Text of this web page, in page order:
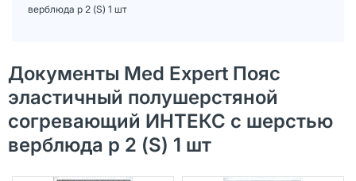
верблюда р 2 (S) 1 шт
Документы Med Expert Пояс
эластичный полушерстяной
согревающий ИНТЕКС с шерстью
верблюда р 2 (S) 1 шт